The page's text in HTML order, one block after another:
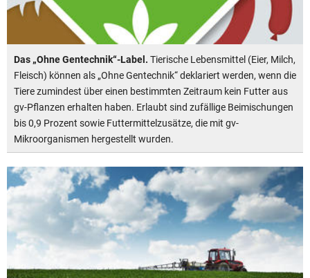
Das „Ohne Gentechnik“-Label. Tierische Lebensmittel (Eier, Milch,
Fleisch) können als „Ohne Gentechnik“ deklariert werden, wenn die
Tiere zumindest über einen bestimmten Zeitraum kein Futter aus
gv-Pflanzen erhalten haben. Erlaubt sind zufällige Beimischungen
bis 0,9 Prozent sowie Futtermittelzusätze, die mit gv-
Mikroorganismen hergestellt wurden.